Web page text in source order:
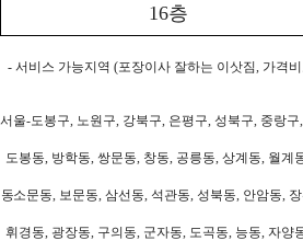
16층
- 서비스 가능지역 (포장이사 잘하는 이삿짐, 가격
서울-도봉구, 노원구, 강북구, 은평구, 성북구, 중랑
도봉동, 방학동, 쌍문동, 창동, 공릉동, 상계동, 월
동소문동, 보문동, 삼선동, 석관동, 성북동, 안암동,
휘경동, 광장동, 구의동, 군자동, 도곡동, 능동, 자